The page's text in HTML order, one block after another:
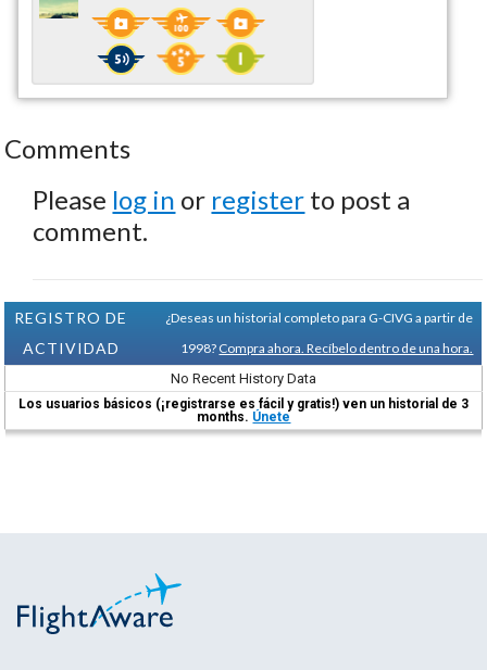
Comments
Please log in or register to post a
comment.
REGISTRO DE
ACTIVIDAD
¿Deseas un historial completo para G-CIVG a partir de
1998? Compra ahora. Recíbelo dentro de una hora.
No Recent History Data
Los usuarios básicos (¡registrarse es fácil y gratis!) ven un historial de 3
months. Únete